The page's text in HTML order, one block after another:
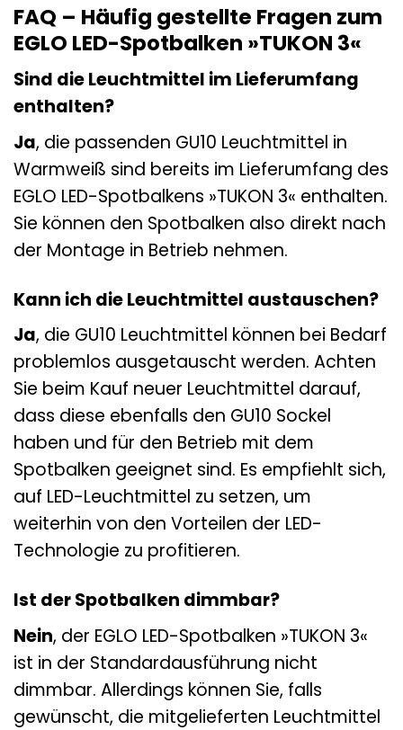
FAQ – Häufig gestellte Fragen zum
EGLO LED-Spotbalken »TUKON 3«
Sind die Leuchtmittel im Lieferumfang
enthalten?
Ja, die passenden GU10 Leuchtmittel in
Warmweiß sind bereits im Lieferumfang des
EGLO LED-Spotbalkens »TUKON 3« enthalten.
Sie können den Spotbalken also direkt nach
der Montage in Betrieb nehmen.
Kann ich die Leuchtmittel austauschen?
Ja, die GU10 Leuchtmittel können bei Bedarf
problemlos ausgetauscht werden. Achten
Sie beim Kauf neuer Leuchtmittel darauf,
dass diese ebenfalls den GU10 Sockel
haben und für den Betrieb mit dem
Spotbalken geeignet sind. Es empfiehlt sich,
auf LED-Leuchtmittel zu setzen, um
weiterhin von den Vorteilen der LED-
Technologie zu profitieren.
Ist der Spotbalken dimmbar?
Nein, der EGLO LED-Spotbalken »TUKON 3«
ist in der Standardausführung nicht
dimmbar. Allerdings können Sie, falls
gewünscht, die mitgelieferten Leuchtmittel